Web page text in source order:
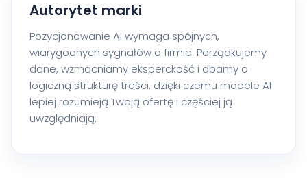
Autorytet marki
Pozycjonowanie AI wymaga spójnych,
wiarygodnych sygnałów o firmie. Porządkujemy
dane, wzmacniamy eksperckość i dbamy o
logiczną strukturę treści, dzięki czemu modele AI
lepiej rozumieją Twoją ofertę i częściej ją
uwzględniają.